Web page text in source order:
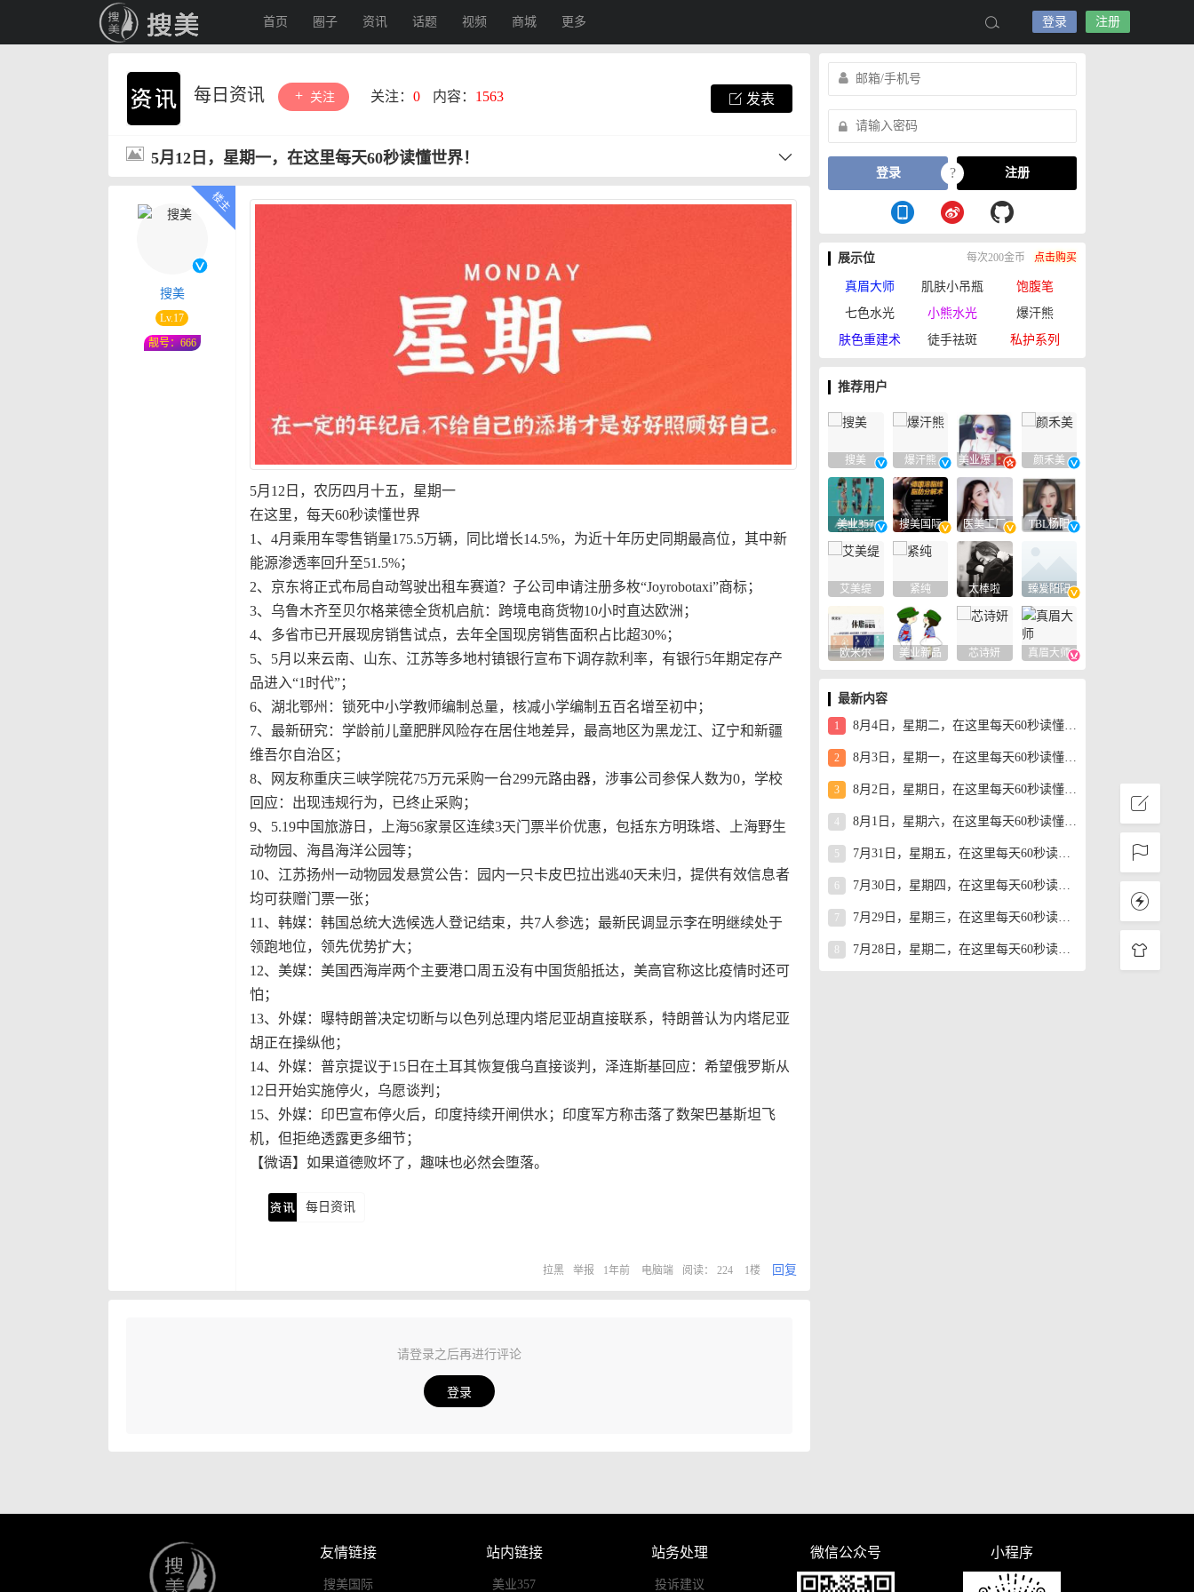
首页 圈子 资讯 话题 视频 商城 更多 登录 注册
每日资讯 关注 关注： 0 内容： 1563 发表
5月12日，星期一，在这里每天60秒读懂世界！
搜美
Lv.17
靓号：666
5月12日，农历四月十五，星期一
在这里，每天60秒读懂世界
1、4月乘用车零售销量175.5万辆，同比增长14.5%，为近十年历史同期最高位，其中新
能源渗透率回升至51.5%；
2、京东将正式布局自动驾驶出租车赛道？子公司申请注册多枚“Joyrobotaxi”商标；
3、乌鲁木齐至贝尔格莱德全货机启航：跨境电商货物10小时直达欧洲；
4、多省市已开展现房销售试点，去年全国现房销售面积占比超30%；
5、5月以来云南、山东、江苏等多地村镇银行宣布下调存款利率，有银行5年期定存产
品进入“1时代”；
6、湖北鄂州：锁死中小学教师编制总量，核减小学编制五百名增至初中；
7、最新研究：学龄前儿童肥胖风险存在居住地差异，最高地区为黑龙江、辽宁和新疆
维吾尔自治区；
8、网友称重庆三峡学院花75万元采购一台299元路由器，涉事公司参保人数为0，学校
回应：出现违规行为，已终止采购；
9、5.19中国旅游日，上海56家景区连续3天门票半价优惠，包括东方明珠塔、上海野生
动物园、海昌海洋公园等；
10、江苏扬州一动物园发悬赏公告：园内一只卡皮巴拉出逃40天未归，提供有效信息者
均可获赠门票一张；
11、韩媒：韩国总统大选候选人登记结束，共7人参选；最新民调显示李在明继续处于
领跑地位，领先优势扩大；
12、美媒：美国西海岸两个主要港口周五没有中国货船抵达，美高官称这比疫情时还可
怕；
13、外媒：曝特朗普决定切断与以色列总理内塔尼亚胡直接联系，特朗普认为内塔尼亚
胡正在操纵他；
14、外媒：普京提议于15日在土耳其恢复俄乌直接谈判，泽连斯基回应：希望俄罗斯从
12日开始实施停火，乌愿谈判；
15、外媒：印巴宣布停火后，印度持续开闸供水；印度军方称击落了数架巴基斯坦飞
机，但拒绝透露更多细节；
【微语】如果道德败坏了，趣味也必然会堕落。
每日资讯
拉黑 举报 1年前 电脑端 阅读： 224 1楼 回复
请登录之后再进行评论
登录
登录 ? 注册
展示位 每次200金币 点击购买
真眉大师 肌肤小吊瓶
饱腹笔
七色水光
小熊水光
爆汗熊
肤色重建术
徒手祛斑 私护系列
推荐用户
搜美 爆汗熊 美业爆款平台 颜禾美
美业357 搜美国际 医美工厂 TBL杨阳
艾美缇 紧纯 太棒啦 臻爱阳阳
欧米尔 美业新品 芯诗妍 真眉大师
最新内容
1 8月4日，星期二，在这里每天60秒读懂世界！
2 8月3日，星期一，在这里每天60秒读懂世界！
3 8月2日，星期日，在这里每天60秒读懂世界！
4 8月1日，星期六，在这里每天60秒读懂世界！
5 7月31日，星期五，在这里每天60秒读懂世界！
6 7月30日，星期四，在这里每天60秒读懂世界！
7 7月29日，星期三，在这里每天60秒读懂世界！
7月28日，星期二，在这里每天60秒读懂世界！
友情链接
搜美国际
站内链接
美业357
站务处理
投诉建议
微信公众号 小程序